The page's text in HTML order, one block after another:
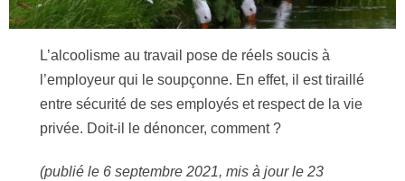
L’alcoolisme au travail pose de réels soucis à
l’employeur qui le soupçonne. En effet, il est tiraillé
entre sécurité de ses employés et respect de la vie
privée. Doit-il le dénoncer, comment ?
(publié le 6 septembre 2021, mis à jour le 23